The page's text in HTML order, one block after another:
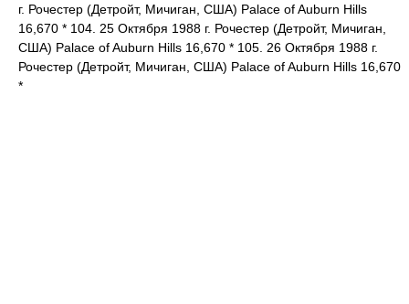
г. Рочестер (Детройт, Мичиган, США) Palace of Auburn Hills
16,670 * 104. 25 Октября 1988 г. Рочестер (Детройт, Мичиган,
США) Palace of Auburn Hills 16,670 * 105. 26 Октября 1988 г.
Рочестер (Детройт, Мичиган, США) Palace of Auburn Hills 16,670
*